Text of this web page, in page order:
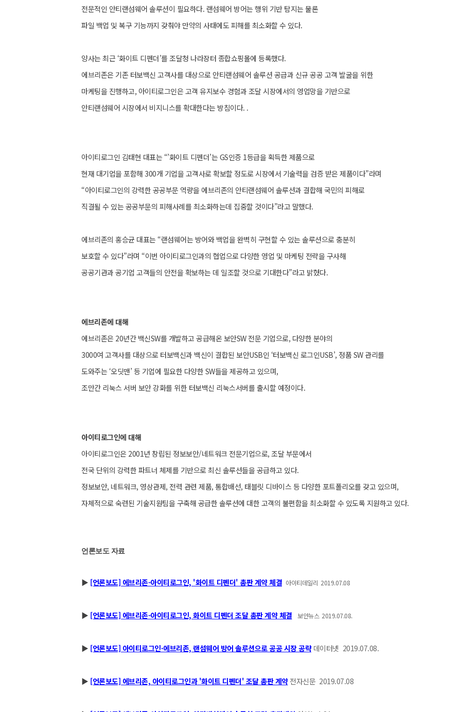
전문적인 안티랜섬웨어 솔루션이 필요하다. 랜섬웨어 방어는 행위 기반 탐지는 물론
파일 백업 및 복구 기능까지 갖춰야 만약의 사태에도 피해를 최소화할 수 있다.
양사는 최근 ‘화이트 디펜더’를 조달청 나라장터 종합쇼핑몰에 등록했다.
에브리존은 기존 터보백신 고객사를 대상으로 안티랜섬웨어 솔루션 공급과 신규 공공 고객 발굴을 위한
마케팅을 진행하고, 아이티로그인은 고객 유지보수 경험과 조달 시장에서의 영업망을 기반으로
안티랜섬웨어 시장에서 비지니스를 확대한다는 방침이다. .
아이티로그인 김태현 대표는 “’화이트 디펜더’는 GS인증 1등급을 획득한 제품으로
현재 대기업을 포함해 300개 기업을 고객사로 확보할 정도로 시장에서 기술력을 검증 받은 제품이다”라며
“아이티로그인의 강력한 공공부문 역량을 에브리존의 안티랜섬웨어 솔루션과 결합해 국민의 피해로
직결될 수 있는 공공부문의 피해사례를 최소화하는데 집중할 것이다”라고 말했다.
에브리존의 홍승균 대표는 “랜섬웨어는 방어와 백업을 완벽히 구현할 수 있는 솔루션으로 충분히
보호할 수 있다”라며 “이번 아이티로그인과의 협업으로 다양한 영업 및 마케팅 전략을 구사해
공공기관과 공기업 고객들의 안전을 확보하는 데 일조할 것으로 기대한다”라고 밝혔다.
에브리존에 대해
에브리존은 20년간 백신SW를 개발하고 공급해온 보안SW 전문 기업으로, 다양한 분야의
3000여 고객사를 대상으로 터보백신과 백신이 결합된 보안USB인 ‘터보백신 로그인USB’, 정품 SW 관리를
도와주는 ‘오딧맨’ 등 기업에 필요한 다양한 SW들을 제공하고 있으며,
조만간 리눅스 서버 보안 강화를 위한 터보백신 리눅스서버를 출시할 예정이다.
아이티로그인에 대해
아이티로그인은 2001년 창립된 정보보안/네트워크 전문기업으로, 조달 부문에서
전국 단위의 강력한 파트너 체제를 기반으로 최신 솔루션들을 공급하고 있다.
정보보안, 네트워크, 영상관제, 전력 관련 제품, 통합배선, 태블릿 디바이스 등 다양한 포트폴리오를 갖고 있으며,
자체적으로 숙련된 기술지원팀을 구축해 공급한 솔루션에 대한 고객의 불편함을 최소화할 수 있도록 지원하고 있다.
언론보도 자료
▶ [언론보도] 에브리존-아이티로그인, '화이트 디펜더' 총판 계약 체결 아이티데일리 2019.07.08
▶ [언론보도] 에브리존-아이티로그인, 화이트 디펜더 조달 총판 계약 체결 보안뉴스 2019.07.08.
▶ [언론보도] 아이티로그인·에브리존, 랜섬웨어 방어 솔루션으로 공공 시장 공략 데이터넷 2019.07.08.
▶ [언론보도] 에브리존, 아이티로그인과 '화이트 디펜더' 조달 총판 계약 전자신문 2019.07.08